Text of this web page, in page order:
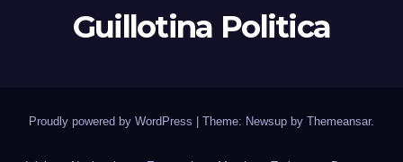
Guillotina Politica
Proudly powered by WordPress | Theme: Newsup by Themeansar.